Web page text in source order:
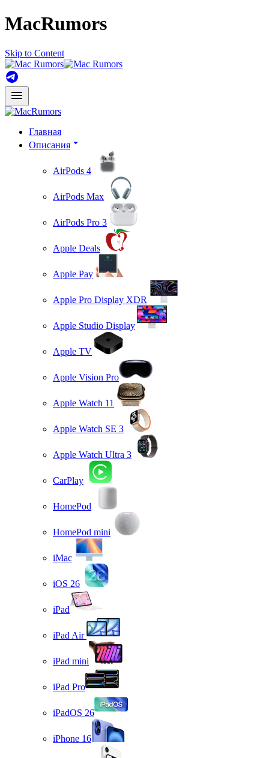
MacRumors
Skip to Content
Главная
Описания
AirPods 4
AirPods Max
AirPods Pro 3
Apple Deals
Apple Pay
Apple Pro Display XDR
Apple Studio Display
Apple TV
Apple Vision Pro
Apple Watch 11
Apple Watch SE 3
Apple Watch Ultra 3
CarPlay
HomePod
HomePod mini
iMac
iOS 26
iPad
iPad Air
iPad mini
iPad Pro
iPadOS 26
iPhone 16